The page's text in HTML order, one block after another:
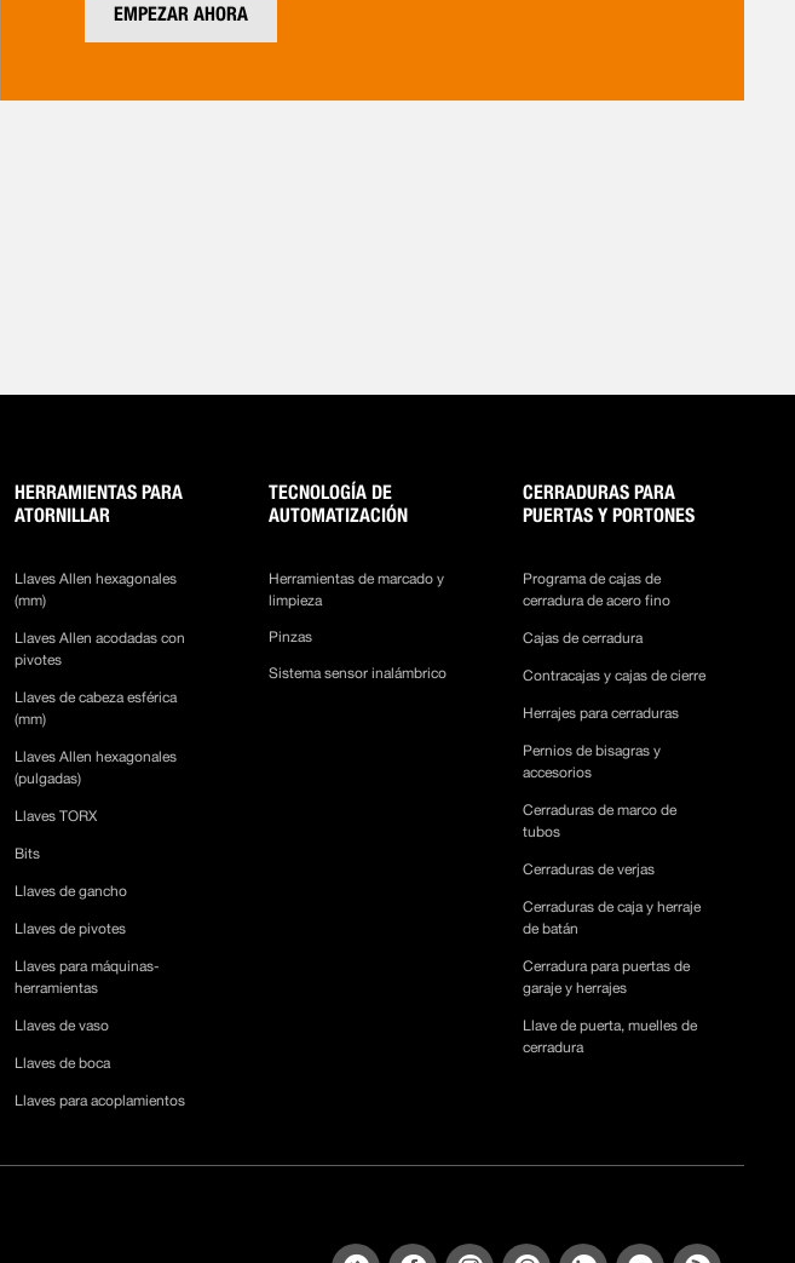
EMPEZAR AHORA
HERRAMIENTAS PARA
ATORNILLAR
Llaves Allen hexagonales
(mm)
Llaves Allen acodadas con
pivotes
Llaves de cabeza esférica
(mm)
Llaves Allen hexagonales
(pulgadas)
Llaves TORX
Bits
Llaves de gancho
Llaves de pivotes
Llaves para máquinas-
herramientas
Llaves de vaso
Llaves de boca
Llaves para acoplamientos
TECNOLOGÍA DE
AUTOMATIZACIÓN
Herramientas de marcado y
limpieza
Pinzas
Sistema sensor inalámbrico
CERRADURAS PARA
PUERTAS Y PORTONES
Programa de cajas de
cerradura de acero fino
Cajas de cerradura
Contracajas y cajas de cierre
Herrajes para cerraduras
Pernios de bisagras y
accesorios
Cerraduras de marco de
tubos
Cerraduras de verjas
Cerraduras de caja y herraje
de batán
Cerradura para puertas de
garaje y herrajes
Llave de puerta, muelles de
cerradura